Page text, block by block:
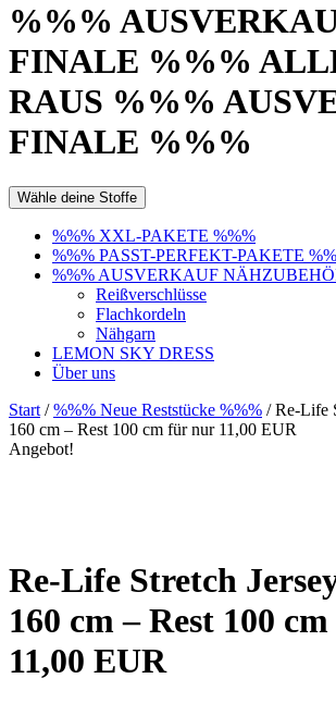
%%%
FINALE %%%
RAUS %%%
FINALE %%%
Wähle deine Stoffe
%%% XXL-PAKETE %%%
%%% PASST-PERFEKT-PAKETE
%%% AUSVERKAUF
Reißverschlüsse
Flachkordeln
Nähgarn
LEMON SKY DRESS
Über uns
Start /%%% Neue Reststücke %%% / Re-Life
160 cm – Rest 100 cm für nur 11,00 EUR
Angebot!
Re-Life Stretch
160 cm – Rest 100
11,00 EUR